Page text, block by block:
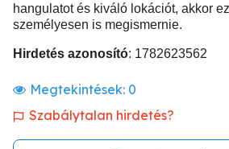
hangulatot és kiváló lokációt, akkor
személyesen is megismernie.
Hirdetés azonosító: 1782623562
Megtekintések: 0
Szabálytalan hirdetés?